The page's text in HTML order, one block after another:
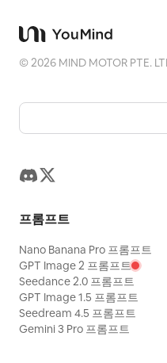
©2026 MIND MOTOR PTE.
프롬프트
Nano Banana Pro 프롬프트
GPT Image 2 프롬프트
Seedance 2.0 프롬프트
GPT Image 1.5 프롬프트
Seedream 4.5 프롬프트
Gemini 3 Pro 프롬프트